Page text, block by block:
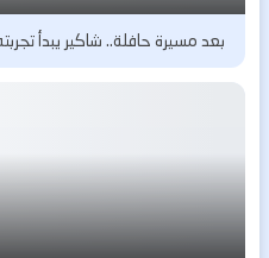
بعد مسيرة حافلة.. شاكير يبدأ